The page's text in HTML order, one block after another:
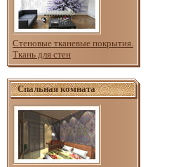
Стеновые тканевые покрытия.
Ткань для стен
Спальная комната